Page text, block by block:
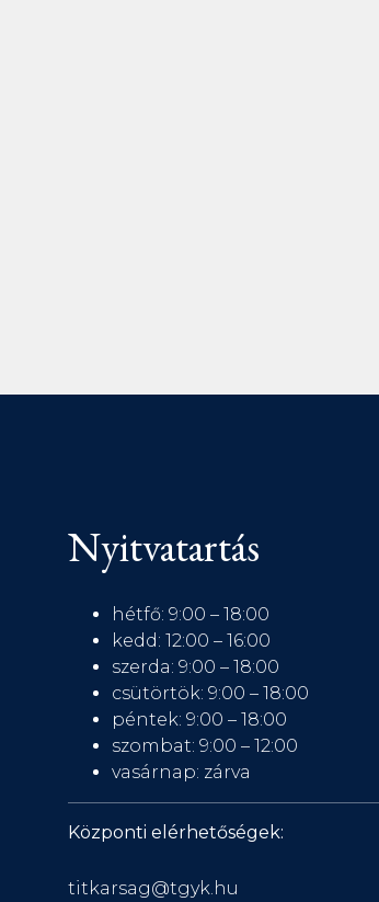
Nyitvatartás
hétfő: 9:00 – 18:00
kedd: 12:00 – 16:00
szerda: 9:00 – 18:00
csütörtök: 9:00 – 18:00
péntek: 9:00 – 18:00
szombat: 9:00 – 12:00
vasárnap: zárva
Központi elérhetőségek:
titkarsag@tgyk.hu